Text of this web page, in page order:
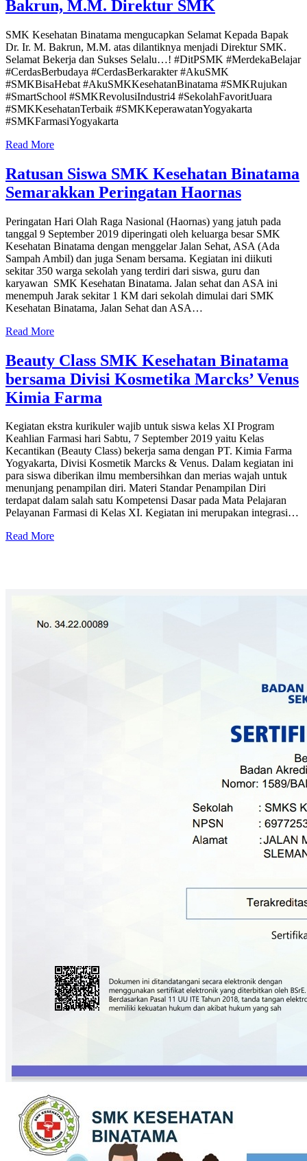
Bakrun, M.M. Direktur SMK
SMK Kesehatan Binatama mengucapkan Selamat Kepada Bapak
Dr. Ir. M. Bakrun, M.M. atas dilantiknya menjadi Direktur SMK.
Selamat Bekerja dan Sukses Selalu…! #DitPSMK #MerdekaBelajar
#CerdasBerbudaya #CerdasBerkarakter #AkuSMK
#SMKBisaHebat #AkuSMKKesehatanBinatama #SMKRujukan
#SmartSchool #SMKRevolusiIndustri4 #SekolahFavoritJuara
#SMKKesehatanTerbaik #SMKKeperawatanYogyakarta
#SMKFarmasiYogyakarta
Read More
Ratusan Siswa SMK Kesehatan Binatama
Semarakkan Peringatan Haornas
Peringatan Hari Olah Raga Nasional (Haornas) yang jatuh pada
tanggal 9 September 2019 diperingati oleh keluarga besar SMK
Kesehatan Binatama dengan menggelar Jalan Sehat, ASA (Ada
Sampah Ambil) dan juga Senam bersama. Kegiatan ini diikuti
sekitar 350 warga sekolah yang terdiri dari siswa, guru dan
karyawan SMK Kesehatan Binatama. Jalan sehat dan ASA ini
menempuh Jarak sekitar 1 KM dari sekolah dimulai dari SMK
Kesehatan Binatama, Jalan Sehat dan ASA…
Read More
Beauty Class SMK Kesehatan Binatama
bersama Divisi Kosmetika Marcks’ Venus
Kimia Farma
Kegiatan ekstra kurikuler wajib untuk siswa kelas XI Program
Keahlian Farmasi hari Sabtu, 7 September 2019 yaitu Kelas
Kecantikan (Beauty Class) bekerja sama dengan PT. Kimia Farma
Yogyakarta, Divisi Kosmetik Marcks & Venus. Dalam kegiatan ini
para siswa diberikan ilmu membersihkan dan merias wajah untuk
menunjang penampilan diri. Materi Standar Penampilan Diri
terdapat dalam salah satu Kompetensi Dasar pada Mata Pelajaran
Pelayanan Farmasi di Kelas XI. Kegiatan ini merupakan integrasi…
Read More